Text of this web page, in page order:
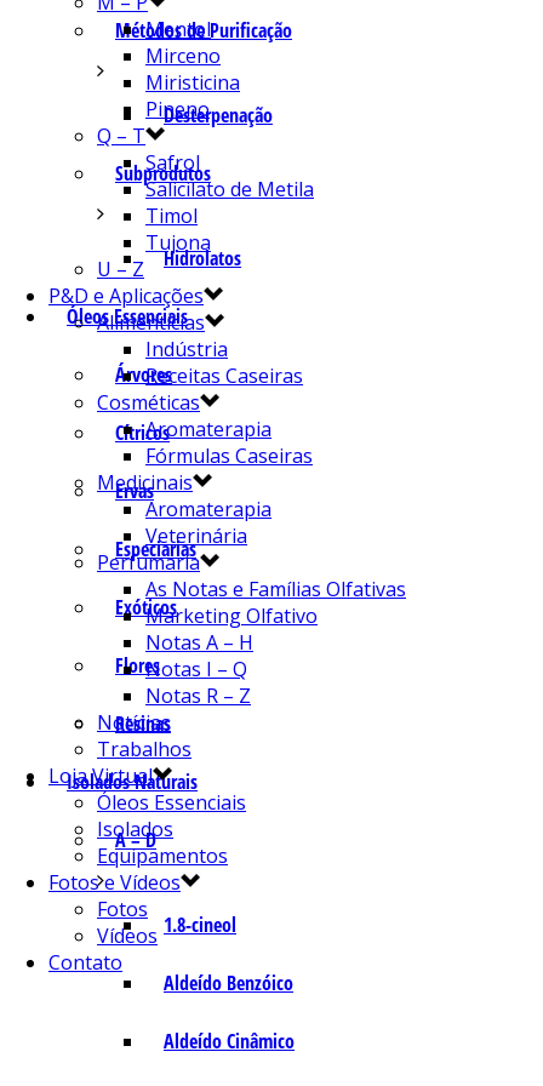
Métodos de Purificação
Desterpenação
Subprodutos
Hidrolatos
Óleos Essenciais
Árvores
Cítricos
Ervas
Especiarias
Exóticos
Flores
Resinas
Isolados Naturais
A – D
1.8-cineol
Aldeído Benzóico
Aldeído Cinâmico
Mentol
Mirceno
Miristicina
Pineno
Q – T
Safrol
Salicilato de Metila
Timol
Tujona
U – Z
P&D e Aplicações
Alimentícias
Indústria
Receitas Caseiras
Cosméticas
Aromaterapia
Fórmulas Caseiras
Medicinais
Aromaterapia
Veterinária
Perfumaria
As Notas e Famílias Olfativas
Marketing Olfativo
Notas A – H
Notas I – Q
Notas R – Z
Notícias
Trabalhos
Loja Virtual
Óleos Essenciais
Isolados
Equipamentos
Fotos e Vídeos
Fotos
Vídeos
Contato